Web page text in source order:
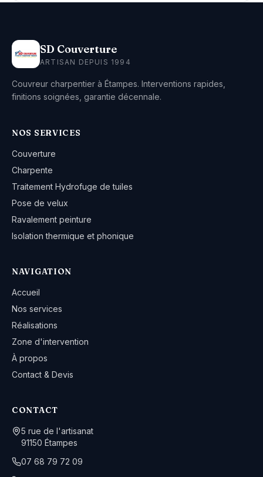
SD Couverture
ARTISAN DEPUIS 1994
Couvreur charpentier à Étampes. Interventions rapides,
finitions soignées, garantie décennale.
NOS SERVICES
Couverture
Charpente
Traitement Hydrofuge de tuiles
Pose de velux
Ravalement peinture
Isolation thermique et phonique
NAVIGATION
Accueil
Nos services
Réalisations
Zone d'intervention
À propos
Contact & Devis
CONTACT
5 rue de l'artisanat
91150 Étampes
07 68 79 72 09